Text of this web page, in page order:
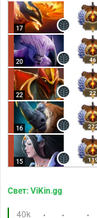
17
20 46
22 22
16
15
Свет: ViKin.gg